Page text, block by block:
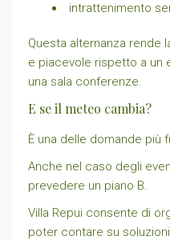
intrattenimento
Questa alternanza rende
e piacevole rispetto a un
una sala conferenze.
E se il meteo cambia?
È una delle domande più
Anche nel caso degli
prevedere un piano B.
Villa Repui consente di
poter contare su